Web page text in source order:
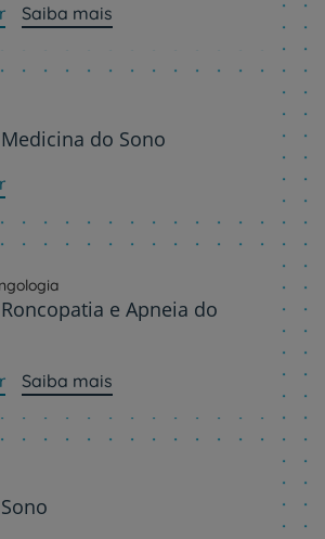
Saiba mais
do Sono
e Apneia do
Saiba mais